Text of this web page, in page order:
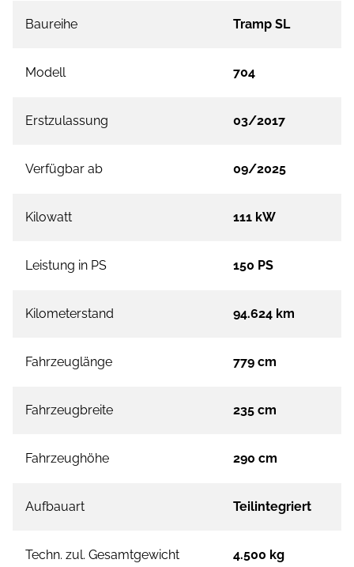
Baureihe Tramp SL
Modell 704
Erstzulassung 03/2017
Verfügbar ab 09/2025
Kilowatt 111 kW
Leistung in PS 150 PS
Kilometerstand 94.624 km
Fahrzeuglänge 779 cm
Fahrzeugbreite 235 cm
Fahrzeughöhe 290 cm
Aufbauart Teilintegriert
Techn. zul. Gesamtgewicht 4.500 kg